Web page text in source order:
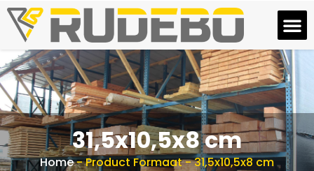
31,5x10,5x8 cm
Home-Product Formaat-31,5x10,5x8 cm